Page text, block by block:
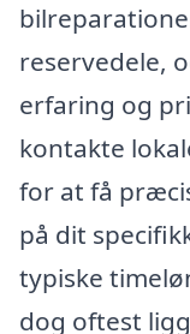
reservedele,
erfaring og
kontakte
for at få
på dit
typiske
dog oftest